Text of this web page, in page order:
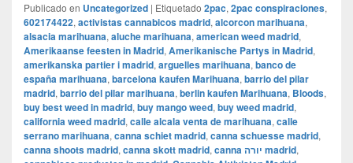
Publicado en Uncategorized | Etiquetado 2pac, 2pac conspiraciones,
602174422, activistas cannabicos madrid, alcorcon marihuana,
alsacia marihuana, aluche marihuana, american weed madrid,
Amerikaanse feesten in Madrid, Amerikanische Partys in Madrid,
amerikanska partier i madrid, arguelles marihuana, banco de
españa marihuana, barcelona kaufen Marihuana, barrio del pilar
madrid, barrio del pilar marihuana, berlin kaufen Marihuana, Bloods,
buy best weed in madrid, buy mango weed, buy weed madrid,
california weed madrid, calle alcala venta de marihuana, calle
serrano marihuana, canna schiet madrid, canna schuesse madrid,
canna shoots madrid, canna skott madrid, canna יורה madrid,